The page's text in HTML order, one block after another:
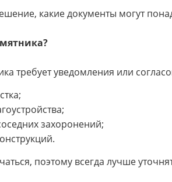
какие документы могут
требует уведомления или
захоронений;
поэтому всегда лучше